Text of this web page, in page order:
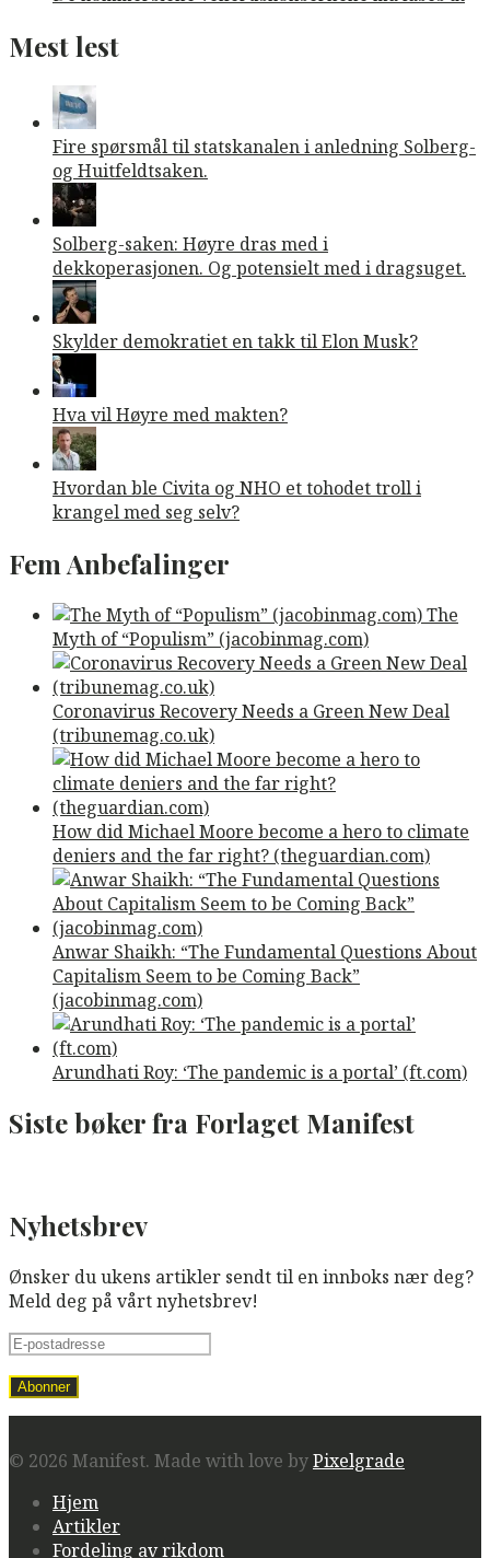
Mest lest
Fire spørsmål til statskanalen i anledning Solberg-
og Huitfeldtsaken.
Solberg-saken: Høyre dras med i
dekkoperasjonen. Og potensielt med i dragsuget.
Skylder demokratiet en takk til Elon Musk?
Hva vil Høyre med makten?
Hvordan ble Civita og NHO et tohodet troll i
krangel med seg selv?
Fem Anbefalinger
The
Myth of “Populism” (jacobinmag.com)
Coronavirus Recovery Needs a Green New Deal
(tribunemag.co.uk)
How did Michael Moore become a hero to climate
deniers and the far right? (theguardian.com)
Anwar Shaikh: “The Fundamental Questions About
Capitalism Seem to be Coming Back”
(jacobinmag.com)
Arundhati Roy: ‘The pandemic is a portal’ (ft.com)
Siste bøker fra Forlaget Manifest
Nyhetsbrev
Ønsker du ukens artikler sendt til en innboks nær deg?
Meld deg på vårt nyhetsbrev!
© 2026 Manifest. Made with love byPixelgrade
Hjem
Artikler
Fordeling av rikdom